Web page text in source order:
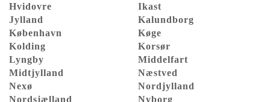
Hvidovre
Ikast
Jylland
Kalundborg
København
Køge
Kolding
Korsør
Lyngby
Middelfart
Midtjylland
Næstved
Nexø
Nordjylland
Nordsjælland
Nyborg